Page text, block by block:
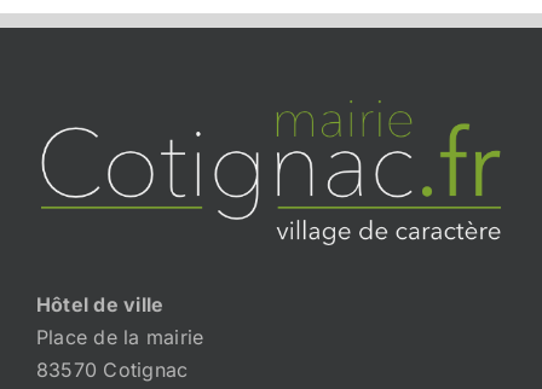
Hôtel de ville
Place de la mairie
83570 Cotignac